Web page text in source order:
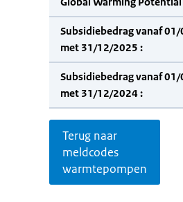
Subsidiebedrag vanaf
met 31/12/2025 :
Subsidiebedrag vanaf
met 31/12/2024 :
Terug naar
meldcodes
warmtepompen